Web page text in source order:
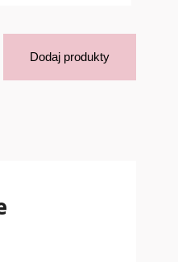
Dodaj produkty